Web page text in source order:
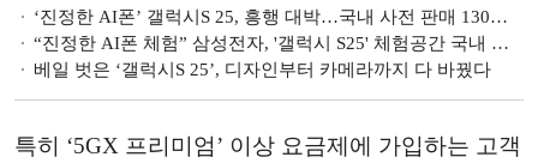
‘진정한 AI폰’ 갤럭시S 25, 흥행 대박…국내 사전 판매 130만 신기록
“진정한 AI폰 체험” 삼성전자, '갤럭시 S25' 체험공간 국내 오픈
베일 벗은 ‘갤럭시S 25’, 디자인부터 카메라까지 다 바꿨다
특히 ‘5GX 프리미엄’ 이상 요금제에 가입하는 고객